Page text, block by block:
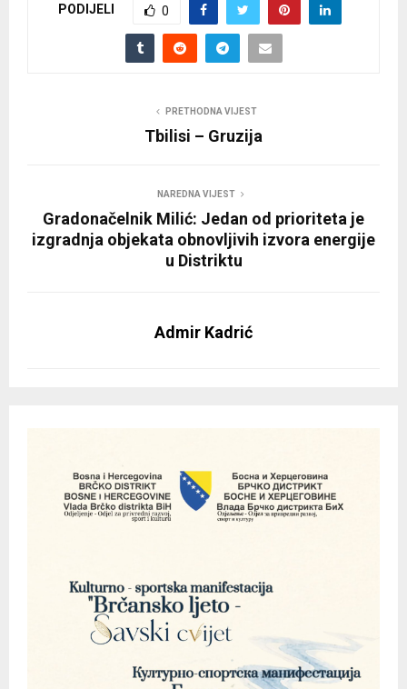
PODIJELI 0
PRETHODNA VIJEST
Tbilisi – Gruzija
NAREDNA VIJEST
Gradonačelnik Milić: Jedan od prioriteta je
izgradnja objekata obnovljivih izvora energije
u Distriktu
Admir Kadrić